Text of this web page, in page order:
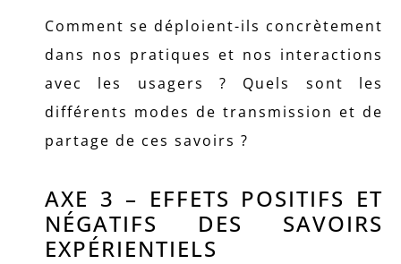
Comment se déploient-ils concrètement
dans nos pratiques et nos interactions
avec les usagers ? Quels sont les
différents modes de transmission et de
partage de ces savoirs ?
AXE 3 – EFFETS POSITIFS ET
NÉGATIFS DES SAVOIRS
EXPÉRIENTIELS